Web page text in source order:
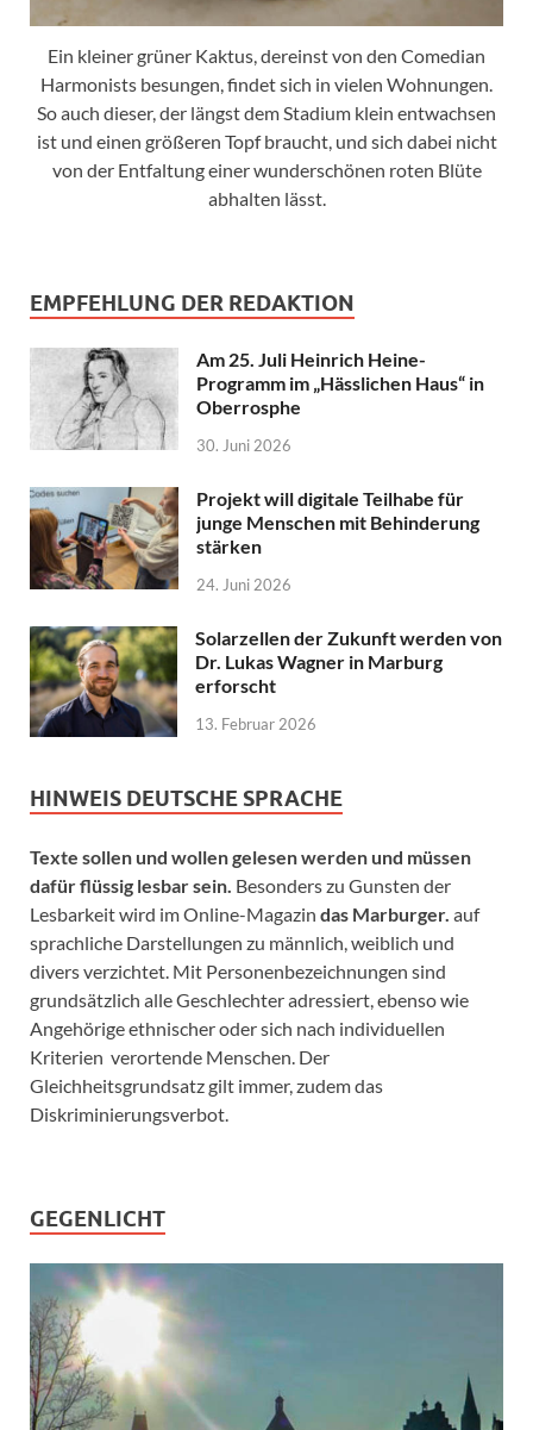
Ein kleiner grüner Kaktus, dereinst von den Comedian
Harmonists besungen, findet sich in vielen Wohnungen.
So auch dieser, der längst dem Stadium klein entwachsen
ist und einen größeren Topf braucht, und sich dabei nicht
von der Entfaltung einer wunderschönen roten Blüte
abhalten lässt.
EMPFEHLUNG DER REDAKTION
Am 25. Juli Heinrich Heine-
Programm im „Hässlichen Haus“ in
Oberrosphe
30. Juni 2026
Projekt will digitale Teilhabe für
junge Menschen mit Behinderung
stärken
24. Juni 2026
Solarzellen der Zukunft werden von
Dr. Lukas Wagner in Marburg
erforscht
13. Februar 2026
HINWEIS DEUTSCHE SPRACHE
Texte sollen und wollen gelesen werden und müssen
dafür flüssig lesbar sein. Besonders zu Gunsten der
Lesbarkeit wird im Online-Magazin das Marburger. auf
sprachliche Darstellungen zu männlich, weiblich und
divers verzichtet. Mit Personenbezeichnungen sind
grundsätzlich alle Geschlechter adressiert, ebenso wie
Angehörige ethnischer oder sich nach individuellen
Kriterien verortende Menschen. Der
Gleichheitsgrundsatz gilt immer, zudem das
Diskriminierungsverbot.
GEGENLICHT